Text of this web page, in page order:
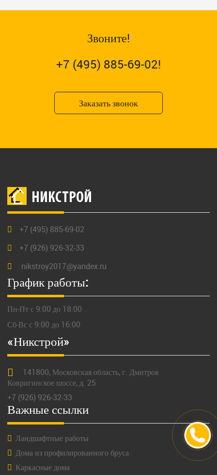
Звоните!
+7 (495) 885-69-02!
Заказать звонок
НИКСТРОЙ
+7 (495) 885-69-02
+7 (926) 926-32-33
nikstroy2017@yandex.ru
График работы:
Пн-Пт с 9:00 до 18:00
Сб-Вс с 9:00 до 16:00
«Никстрой»
141800, Московская область, г. Дмитров
Ковригинское шоссе, д. 25
+7 (926) 926-32-33
Важные ссылки
Ландшафтные работы
Дома из профилированного бруса
Каркасные дома